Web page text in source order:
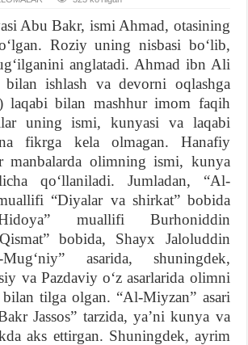
Abu Bakr, ismi Ahmad, otasining
Roziy uning nisbasi bo‘lib,
anglatadi. Ahmad ibn Ali
bilan ishlash va devorni oqlashga
laqabi bilan mashhur imom faqih
uning ismi, kunyasi va laqabi
fikrga kela olmagan. Hanafiy
manbalarda olimning ismi, kunya
qo‘llaniladi. Jumladan, “Al-
“Diyalar va shirkat” bobida
muallifi Burhoniddin
bobida, Shayx Jaloluddin
asarida, shuningdek,
va Pazdaviy o‘z asarlarida olimni
bilan tilga olgan. “Al-Miyzan” asari
Jassos” tarzida, ya’ni kunya va
aks ettirgan. Shuningdek, ayrim